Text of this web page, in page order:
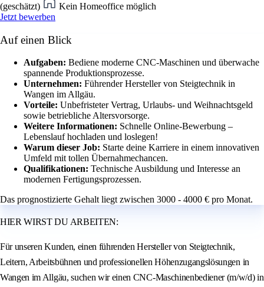
(geschätzt)
Kein Homeoffice möglich
Jetzt bewerben
Auf einen Blick
Aufgaben: Bediene moderne CNC-Maschinen und überwache
spannende Produktionsprozesse.
Unternehmen: Führender Hersteller von Steigtechnik in
Wangen im Allgäu.
Vorteile: Unbefristeter Vertrag, Urlaubs- und Weihnachtsgeld
sowie betriebliche Altersvorsorge.
Weitere Informationen: Schnelle Online-Bewerbung –
Lebenslauf hochladen und loslegen!
Warum dieser Job: Starte deine Karriere in einem innovativen
Umfeld mit tollen Übernahmechancen.
Qualifikationen: Technische Ausbildung und Interesse an
modernen Fertigungsprozessen.
Das prognostizierte Gehalt liegt zwischen 3000 - 4000 € pro Monat.
HIER WIRST DU ARBEITEN:
Für unseren Kunden, einen führenden Hersteller von Steigtechnik,
Leitern, Arbeitsbühnen und professionellen Höhenzugangslösungen in
Wangen im Allgäu, suchen wir einen CNC-Maschinenbediener (m/w/d) in